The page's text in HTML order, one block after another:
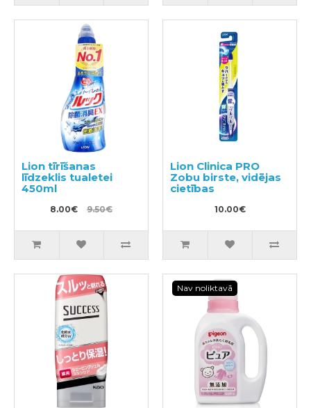
Lion tīrīšanas
līdzeklis tualetei
450ml
8.00€ 9.50€
Lion Clinica PRO
Zobu birste, vidējas
cietības
10.00€
Nav noliktavā